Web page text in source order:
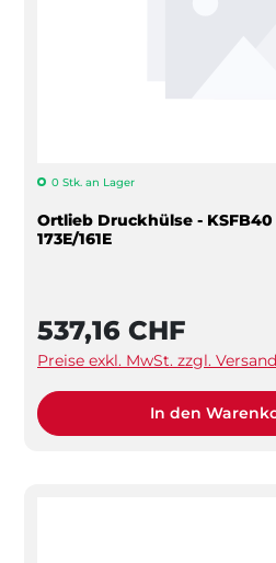
0 Stk. an Lager
Ortlieb Druckhülse -
173E/161E
537,16 CHF
Preise exkl. MwSt. zzgl.
In den